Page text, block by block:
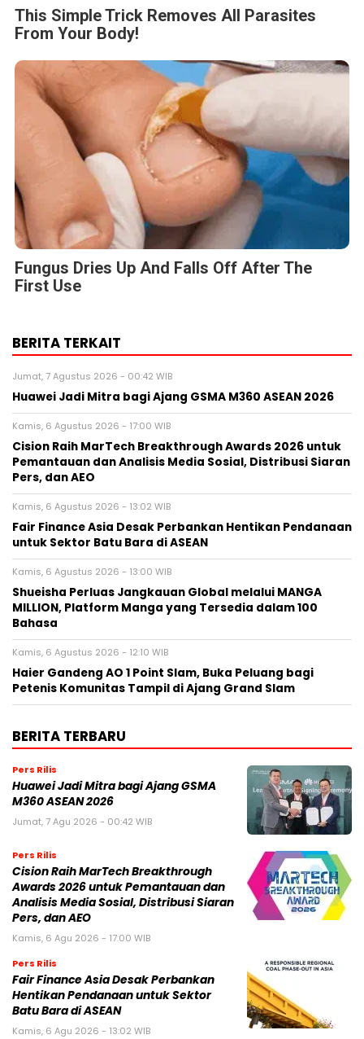
This Simple Trick Removes All Parasites
From Your Body!
Fungus Dries Up And Falls Off After The
First Use
BERITA TERKAIT
Jumat, 7 Agustus 2026 - 00:42 WIB
Huawei Jadi Mitra bagi Ajang GSMA M360 ASEAN 2026
Kamis, 6 Agustus 2026 - 17:00 WIB
Cision Raih MarTech Breakthrough Awards 2026 untuk
Pemantauan dan Analisis Media Sosial, Distribusi Siaran
Pers, dan AEO
Kamis, 6 Agustus 2026 - 13:02 WIB
Fair Finance Asia Desak Perbankan Hentikan Pendanaan
untuk Sektor Batu Bara di ASEAN
Kamis, 6 Agustus 2026 - 13:00 WIB
Shueisha Perluas Jangkauan Global melalui MANGA
MILLION, Platform Manga yang Tersedia dalam 100
Bahasa
Kamis, 6 Agustus 2026 - 12:10 WIB
Haier Gandeng AO 1 Point Slam, Buka Peluang bagi
Petenis Komunitas Tampil di Ajang Grand Slam
BERITA TERBARU
Pers Rilis
Huawei Jadi Mitra bagi Ajang GSMA
M360 ASEAN 2026
Jumat, 7 Agu 2026 - 00:42 WIB
Pers Rilis
Cision Raih MarTech Breakthrough
Awards 2026 untuk Pemantauan dan
Analisis Media Sosial, Distribusi Siaran
Pers, dan AEO
Kamis, 6 Agu 2026 - 17:00 WIB
Pers Rilis
Fair Finance Asia Desak Perbankan
Hentikan Pendanaan untuk Sektor
Batu Bara di ASEAN
Kamis, 6 Agu 2026 - 13:02 WIB